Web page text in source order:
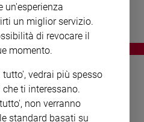
NOTE LEGALI
PRIVACY POLICY
un'esperienza
un miglior servizio.
di revocare il
momento.
vedrai più spesso
ti interessano.
non verranno
standard basati su